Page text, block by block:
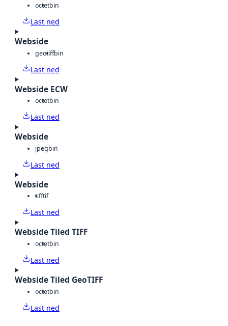
octetbin
Last ned
Webside
geotiffbin
Last ned
Webside ECW
octetbin
Last ned
Webside
jpegbin
Last ned
Webside
tifftif
Last ned
Webside Tiled TIFF
octetbin
Last ned
Webside Tiled GeoTIFF
octetbin
Last ned